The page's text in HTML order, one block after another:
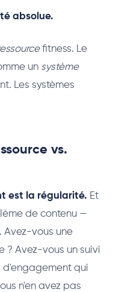
absolue.
fitness. Le
un système
Les systèmes
vs.
est la régularité. Et
de contenu —
Avez-vous une
? Avez-vous un suivi
d'engagement qui
n'en avez pas